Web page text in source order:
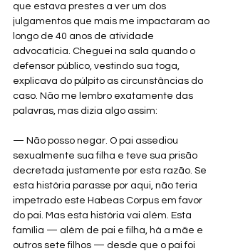
que estava prestes a ver um dos
julgamentos que mais me impactaram ao
longo de 40 anos de atividade
advocatícia. Cheguei na sala quando o
defensor público, vestindo sua toga,
explicava do púlpito as circunstâncias do
caso. Não me lembro exatamente das
palavras, mas dizia algo assim:
— Não posso negar. O pai assediou
sexualmente sua filha e teve sua prisão
decretada justamente por esta razão. Se
esta história parasse por aqui, não teria
impetrado este Habeas Corpus em favor
do pai. Mas esta história vai além. Esta
família — além de pai e filha, há a mãe e
outros sete filhos — desde que o pai foi